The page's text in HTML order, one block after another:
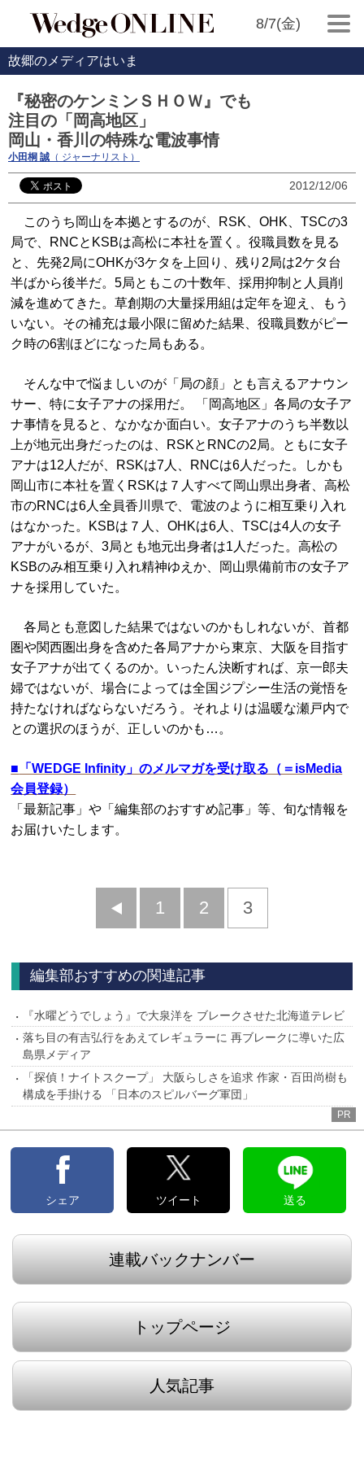
8/7(金)
故郷のメディアはいま
『秘密のケンミンＳＨＯＷ』でも
注目の「岡高地区」
岡山・香川の特殊な電波事情
小田桐 誠 （ ジャーナリスト）
2012/12/06
このうち岡山を本拠とするのが、RSK、OHK、TSCの3
局で、RNCとKSBは高松に本社を置く。役職員数を見る
と、先発2局にOHKが3ケタを上回り、残り2局は2ケタ台
半ばから後半だ。5局ともこの十数年、採用抑制と人員削
減を進めてきた。草創期の大量採用組は定年を迎え、もう
いない。その補充は最小限に留めた結果、役職員数がピー
ク時の6割ほどになった局もある。
そんな中で悩ましいのが「局の顔」とも言えるアナウン
サー、特に女子アナの採用だ。 「岡高地区」各局の女子ア
ナ事情を見ると、なかなか面白い。女子アナのうち半数以
上が地元出身だったのは、RSKとRNCの2局。ともに女子
アナは12人だが、RSKは7人、RNCは6人だった。しかも
岡山市に本社を置くRSKは７人すべて岡山県出身者、高松
市のRNCは6人全員香川県で、電波のように相互乗り入れ
はなかった。KSBは７人、OHKは6人、TSCは4人の女子
アナがいるが、3局とも地元出身者は1人だった。高松の
KSBのみ相互乗り入れ精神ゆえか、岡山県備前市の女子ア
ナを採用していた。
各局とも意図した結果ではないのかもしれないが、首都
圏や関西圏出身を含めた各局アナから東京、大阪を目指す
女子アナが出てくるのか。いったん決断すれば、京一郎夫
婦ではないが、場合によっては全国ジプシー生活の覚悟を
持たなければならないだろう。それよりは温暖な瀬戸内で
との選択のほうが、正しいのかも…。
■ 「WEDGE Infinity」のメルマガを受け取る（＝isMedia
会員登録）
「最新記事」や「編集部のおすすめ記事」等、旬な情報を
お届けいたします。
前
1 2 3
編集部おすすめの関連記事
『水曜どうでしょう』で大泉洋を ブレークさせた北海道テレビ
落ち目の有吉弘行をあえてレギュラーに 再ブレークに導いた広
島県メディア
「探偵！ナイトスクープ」 大阪らしさを追求 作家・百田尚樹も
構成を手掛ける 「日本のスピルバーグ軍団」
PR
シェア ツイート 送る
連載バックナンバー
トップページ
人気記事